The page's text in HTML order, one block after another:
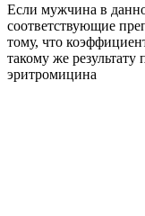
Если мужчина в
соответствующие
тому, что
такому же
эритромицина